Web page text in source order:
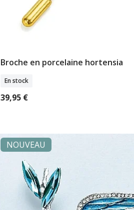
Ajouter Au Panier
Broche en porcelaine hortensia
En stock
39,95 €
NOUVEAU